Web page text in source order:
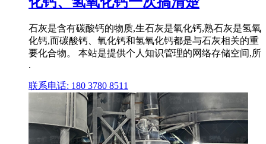
石灰是含有碳酸钙的物质,生石灰是氧化钙,熟石灰是氢氧
化钙,而碳酸钙、氧化钙和氢氧化钙都是与石灰相关的重
要化合物。 本站是提供个人知识管理的网络存储空间,所
.
联系电话: 180 3780 8511